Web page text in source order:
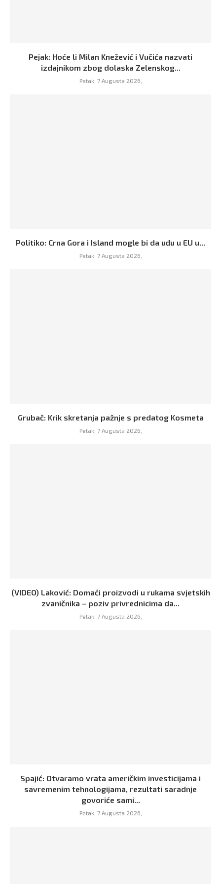
Pejak: Hoće li Milan Knežević i Vučića nazvati
izdajnikom zbog dolaska Zelenskog...
Petak, 7 Augusta 2026,
Politiko: Crna Gora i Island mogle bi da uđu u EU u...
Petak, 7 Augusta 2026,
Grubač: Krik skretanja pažnje s predatog Kosmeta
Petak, 7 Augusta 2026,
(VIDEO) Laković: Domaći proizvodi u rukama svjetskih
zvaničnika – poziv privrednicima da...
Petak, 7 Augusta 2026,
Spajić: Otvaramo vrata američkim investicijama i
savremenim tehnologijama, rezultati saradnje
govoriće sami...
Petak, 7 Augusta 2026,